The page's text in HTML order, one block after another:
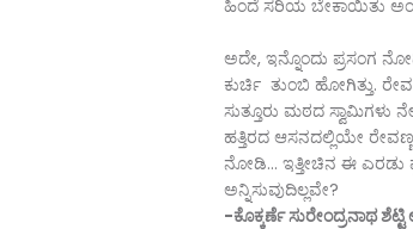
ಹಿಂದೆ ಸರಿಯ ಬೇಕಾಯಿತು
ಅದೇ, ಇನ್ನೊಂದು ಪ್ರಸಂಗ
ಕುರ್ಚಿ ತುಂಬಿ ಹೇೂಗಿತ್ತು.
ಸುತ್ತೂರು ಮಠದ ಸ್ವಾಮಿಗಳು
ಹತ್ತಿರದ ಆಸನದಲ್ಲಿಯೇ
ನೇೂಡಿ... ಇತ್ತೀಚಿನ ಈ ಎರಡು
ಅನ್ನಿಸುವುದಿಲ್ಲವೇ?
-ಕೊಕ್ಕರ್ಣೆ ಸುರೇಂದ್ರನಾಥ